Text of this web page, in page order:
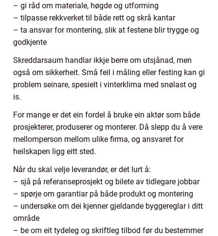
– gi råd om materiale, høgde og utforming
– tilpasse rekkverket til både rett og skrå kantar
– ta ansvar for montering, slik at festene blir trygge og
godkjente
Skreddarsaum handlar ikkje berre om utsjånad, men
også om sikkerheit. Små feil i måling eller festing kan gi
problem seinare, spesielt i vinterklima med snølast og
is.
For mange er det ein fordel å bruke ein aktør som både
prosjekterer, produserer og monterer. Då slepp du å vere
mellomperson mellom ulike firma, og ansvaret for
heilskapen ligg eitt sted.
Når du skal velje leverandør, er det lurt å:
– sjå på referanseprosjekt og bilete av tidlegare jobbar
– spørje om garantiar på både produkt og montering
– undersøke om dei kjenner gjeldande byggereglar i ditt
område
– be om eit tydeleg og skriftleg tilbod før du bestemmer